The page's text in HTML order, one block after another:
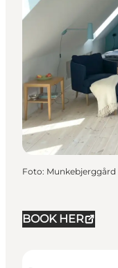
BOOK HER
Foto: Munkebjerggård